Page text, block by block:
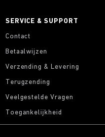
SERVICE & SUPPORT
Contact
Betaalwijzen
Verzending & Levering
Terugzending
Veelgestelde Vragen
Toegankelijkheid